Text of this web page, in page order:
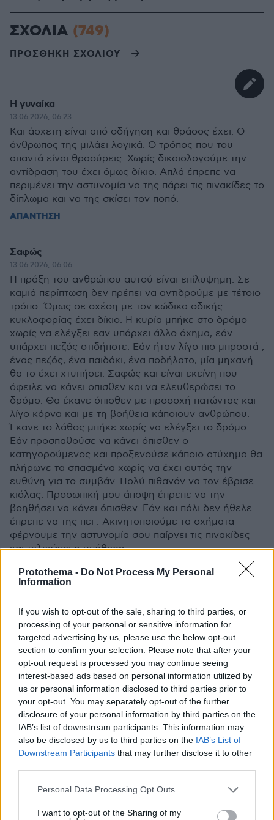
Protothema - Do Not Process My Personal
Information
If you wish to opt-out of the sale, sharing to third parties, or
processing of your personal or sensitive information for
targeted advertising by us, please use the below opt-out
section to confirm your selection. Please note that after your
opt-out request is processed you may continue seeing
interest-based ads based on personal information utilized by
us or personal information disclosed to third parties prior to
your opt-out. You may separately opt-out of the further
disclosure of your personal information by third parties on the
IAB’s list of downstream participants. This information may
also be disclosed by us to third parties on the IAB’s List of
Downstream Participants that may further disclose it to other
Please note that this website/app uses one or more Google
not limited to your visit or usage behaviour. You may click to
Personal Data Processing Opt Outs
I want to opt-out of the Sharing of my
ΣΧΟΛΙΑ (749)
ΠΡΟΣΘΗΚΗ ΣΧΟΛΙΟΥ
Η γυναίκα
13.06.2026, 06:23
Και άσχετη είναι από οδήγηση και θράσος έχει. Ο
άνθρωπος της μιλάει λογικά. Ο τρόπος που του
απαντά είναι θρασύρεις. Χωρίς δικαιολογούμε την
αντίδραση του έχει όμως δίκιο. Απλά έπρεπε να
περιμένει την αστυνομία να της πάρει τις πινακίδες το
δίπλωμα και να της σκίσει τον ποπό.
ΑΠΑΝΤΗΣΗ
Σαφώς
13.06.2026, 06:06
Η πράξη του ανθρώπου αυτού είναι επίλυψημη. Σε
καμιά περίπτωση δεν πρέπει να αντιδρούμε με τέτοιο
τρόπο. Όμως σε σχέση με τον κώδικα οδικής
κυκλοφορίας έχει δίκιο. Η κυρία μπήκε στο δρόμο
χωρίς να ελέγξει εαν υπάρχει άλλο όχημα, εάν
υπάρχει πεζός οτιδήποτε. Εάν ήταν λίγο πιο μπροστά ,
ένας πεζός, ένα παιδάκι, ένα ποδήλατο, μία μηχανή
θα το έχει χτυπήσει. Σαφώς και είναι εκείνη που
όφειλε να κάνει οπισθεν και να ελευθερώσει το
δρόμο. Θα έκανε όπισθεν με προσοχή πατώντας και
λίγο κόρνα και με τη βοήθεια κάποιουν ανθρώπου.
Έκανε το λάθος μπήκε χωρίς να ελέγξει το δρόμο.
Εάν προσπαθούσε να κάνει όπισθεν ο
κατηγορούμενος και προξενούσε κάποιο ατύχημα θα
πλήρωνε τα σπασμένα χωρίς να έχει αυτός την
ευθύνη για το συμβάν. Πολύ πιθανόν να τον έβρισε
κιόλας. Προσωπική μου άποψη έπρεπε να την
βοηθήσει να κάνει όπισθεν. Εάν και πάλι δεν ήθελε
έπρεπε να της πει : Ακινητοποιούμε τα οχήματα
φέρνουμε την αστυνομία σου παίρνει τις πινακίδες
και τελειώνει η υπόθεση.
ΑΠΑΝΤΗΣΗ
13.06.2026, 01:21
κατέβηκε μία πιτσιρίκα από το αυτοκίνητο του και
έφυγε προς τη γωνία χωρίς να μιλήσει καθόλου το
πρόσεξε κανείς; Τι έκανε η πιτσιρίκα στο αυτοκίνητο
του τύπου και γιατί έφυγε έτσι; Δεν ήταν προφανώς
ούτε συγγενής του ούτε φιλενάδα του. Αλλά ήταν
πιτσιρίκα. Και εκεί θα έπρεπε ίσως να
επαναξιολογηθεί η ψυχική του κατάσταση;
ΑΠΑΝΤΗΣΗ
Μαρια
μπλέξει προφανώς
ΑΠΑΝΤΗΣΗ